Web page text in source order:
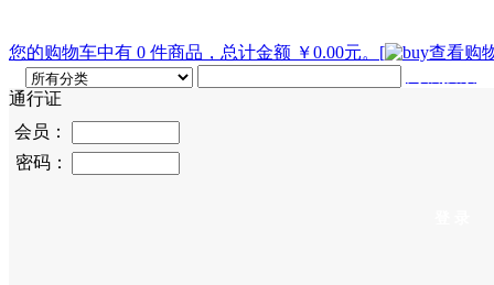
您的购物车中有 0 件商品，总计金额 ￥0.00元。 [
查看购
通行证
会员：
密码：